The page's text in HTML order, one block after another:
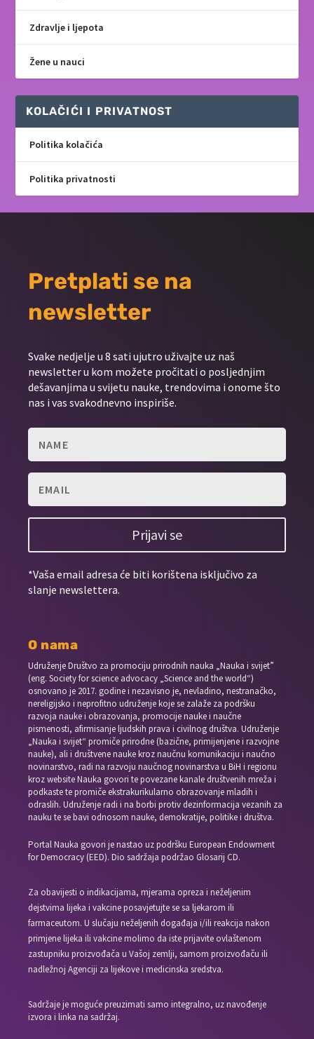
Zdravlje i ljepota
Žene u nauci
KOLAČIĆI I PRIVATNOST
Politika kolačića
Politika privatnosti
Pretplati se na
newsletter
Svake nedjelje u 8 sati ujutro uživajte uz naš
newsletter u kom možete pročitati o posljednjim
dešavanjima u svijetu nauke, trendovima i onome što
nas i vas svakodnevno inspiriše.
Prijavi se
*Vaša email adresa će biti korištena isključivo za
slanje newslettera.
O nama
Udruženje Društvo za promociju prirodnih nauka „Nauka i svijet”
(eng. Society for science advocacy „Science and the world“)
osnovano je 2017. godine i nezavisno je, nevladino, nestranačko,
nereligijsko i neprofitno udruženje koje se zalaže za podršku
razvoja nauke i obrazovanja, promocije nauke i naučne
pismenosti, afirmisanje ljudskih prava i civilnog društva. Udruženje
„Nauka i svijet“ promiče prirodne (bazične, primijenjene i razvojne
nauke), ali i društvene nauke kroz naučnu komunikaciju i naučno
novinarstvo, radi na razvoju naučnog novinarstva u BiH i regionu
kroz website Nauka govori te povezane kanale društvenih mreža i
podkaste te promiče ekstrakurikularno obrazovanje mladih i
odraslih. Udruženje radi i na borbi protiv dezinformacija vezanih za
nauku te se bavi odnosom nauke, demokratije, politike i društva.
Portal Nauka govori je nastao uz podršku European Endowment
for Democracy (EED). Dio sadržaja podržao Glosarij CD.
Za obavijesti o indikacijama, mjerama opreza i neželjenim
dejstvima lijeka i vakcine posavjetujte se sa ljekarom ili
farmaceutom. U slučaju neželjenih događaja i/ili reakcija nakon
primjene lijeka ili vakcine molimo da iste prijavite ovlaštenom
zastupniku proizvođača u Vašoj zemlji, samom proizvođaču ili
nadležnoj Agenciji za lijekove i medicinska sredstva.
Sadržaje je moguće preuzimati samo integralno, uz navođenje
izvora i linka na sadržaj.